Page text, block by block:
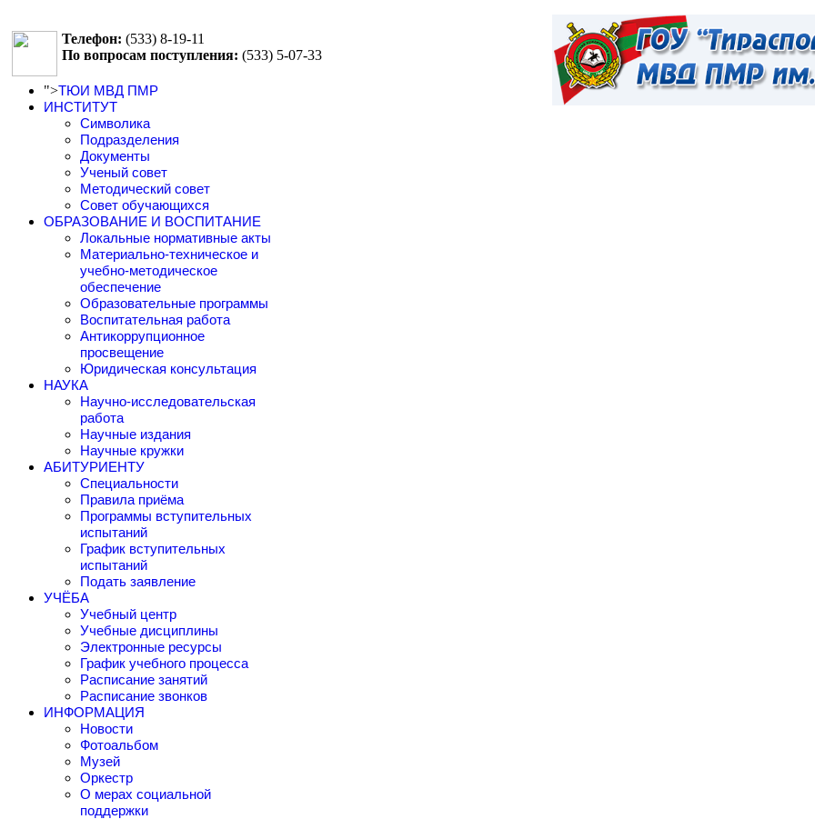
Телефон: (533) 8-19-11
По вопросам поступления: (533) 5-07-33
">ТЮИ МВД ПМР
ИНСТИТУТ
Символика
Подразделения
Документы
Ученый совет
Методический совет
Совет обучающихся
ОБРАЗОВАНИЕ И ВОСПИТАНИЕ
Локальные нормативные акты
Материально-техническое и
учебно-методическое
обеспечение
Образовательные программы
Воспитательная работа
Антикоррупционное
просвещение
Юридическая консультация
НАУКА
Научно-исследовательская
работа
Научные издания
Научные кружки
АБИТУРИЕНТУ
Специальности
Правила приёма
Программы вступительных
испытаний
График вступительных
испытаний
Подать заявление
УЧЁБА
Учебный центр
Учебные дисциплины
Электронные ресурсы
График учебного процесса
Расписание занятий
Расписание звонков
ИНФОРМАЦИЯ
Новости
Фотоальбом
Музей
Оркестр
О мерах социальной
поддержки